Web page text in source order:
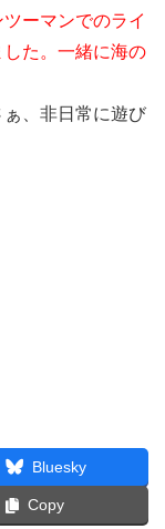
ーマンでのライ
た。一緒に海の
、非日常に遊び
Bluesky
Copy